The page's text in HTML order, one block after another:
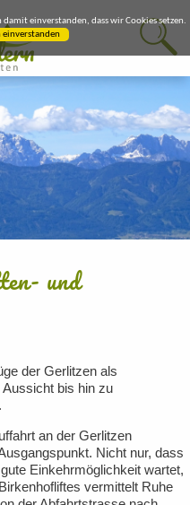
einverstanden, dass wir Cookies setzen.
einverstanden
und
der Gerlitzen als
bis hin zu
an der Gerlitzen
Nicht nur, dass
Einkehrmöglichkeit wartet,
vermittelt Ruhe